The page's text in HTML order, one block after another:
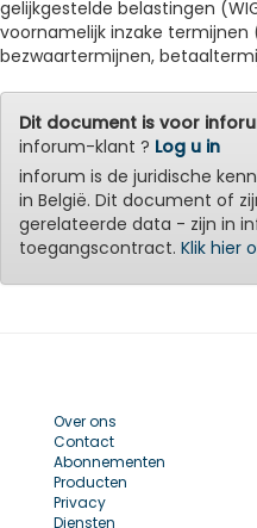
gelijkgestelde belastingen
voornamelijk inzake termijnen
bezwaartermijnen,
Dit document is voor
inforum-klant ? Log u in
inforum is de juridische
in België. Dit document of
gerelateerde data - zijn in
toegangscontract. Klik hier
Over ons
Contact
Abonnementen
Producten
Privacy
Diensten